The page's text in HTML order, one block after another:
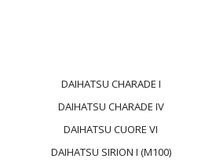
DAIHATSU CHARADE I
DAIHATSU CHARADE IV
DAIHATSU CUORE VI
DAIHATSU SIRION I (M100)